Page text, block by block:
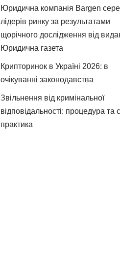
Юридична компанія Bargen
лідерів ринку за результатами
щорічного дослідження від
Юридична газета
Крипторинок в Україні 2026: в
очікуванні законодавства
Звільнення від кримінальної
відповідальності: процедура та
практика